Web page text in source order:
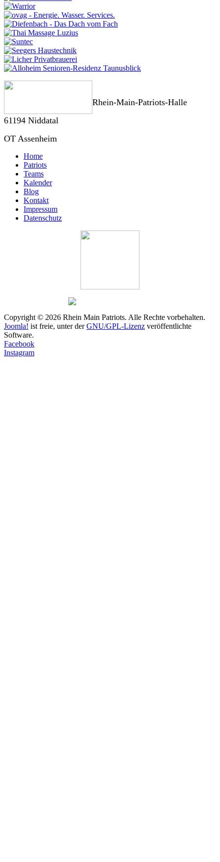
Rhein-Main-Patriots-Halle
61194 Niddatal
OT Assenheim
Home
Patriots
Teams
Kalender
Blog
Kontakt
Impressum
Datenschutz
Copyright © 2026 Rhein Main Patriots. Alle Rechte vorbehalten.
Joomla! ist freie, unter derGNU/GPL-Lizenz veröffentlichte
Software.
Facebook
Instagram